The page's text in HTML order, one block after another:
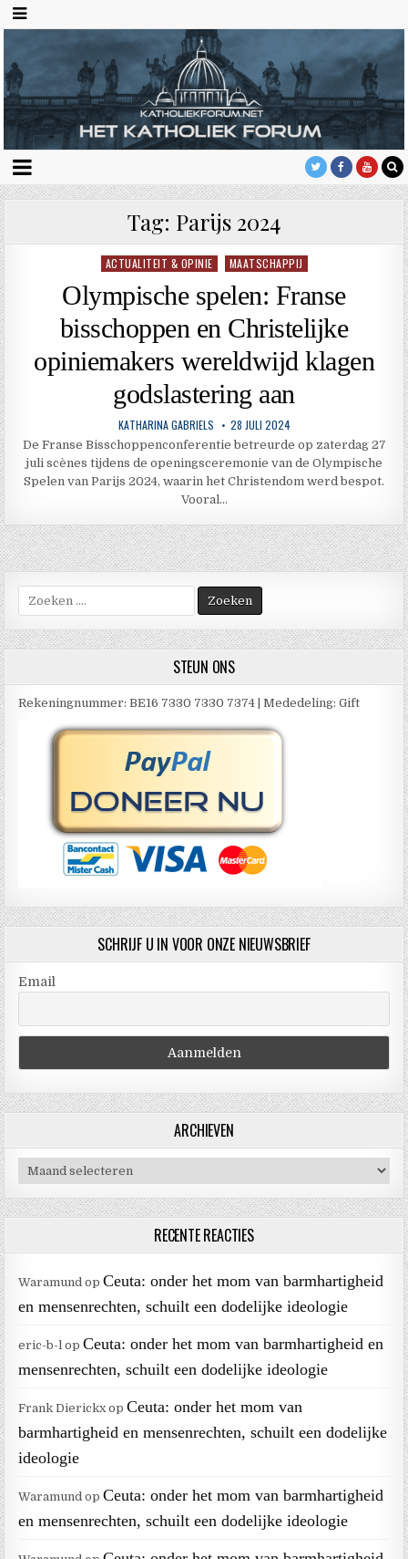
Tag: Parijs 2024
Geplaatst
ACTUALITEIT & OPINIE MAATSCHAPPIJ
Olympische spelen: Franse
bisschoppen en Christelijke
opiniemakers wereldwijd klagen
godslastering aan
KATHARINA GABRIELS 28 JULI 2024
De Franse Bisschoppenconferentie betreurde op zaterdag 27
juli scènes tijdens de openingsceremonie van de Olympische
Spelen van Parijs 2024, waarin het Christendom werd bespot.
Vooral…
naar:
STEUN ONS
Rekeningnummer: BE16 7330 7330 7374 | Mededeling: Gift
SCHRIJF U IN VOOR ONZE NIEUWSBRIEF
Email
ARCHIEVEN
Archieven
RECENTE REACTIES
Waramund opCeuta: onder het mom van barmhartigheid
en mensenrechten, schuilt een dodelijke ideologie
eric-b-l opCeuta: onder het mom van barmhartigheid en
mensenrechten, schuilt een dodelijke ideologie
Frank Dierickx opCeuta: onder het mom van
barmhartigheid en mensenrechten, schuilt een dodelijke
ideologie
Waramund opCeuta: onder het mom van barmhartigheid
en mensenrechten, schuilt een dodelijke ideologie